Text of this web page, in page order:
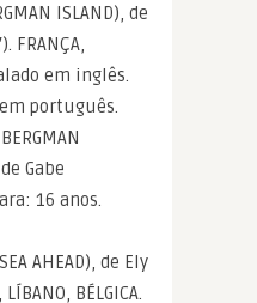
ISLAND), de
FRANÇA,
em inglês.
português.
de Gabe
16 anos.
AHEAD), de Ely
BÉLGICA.